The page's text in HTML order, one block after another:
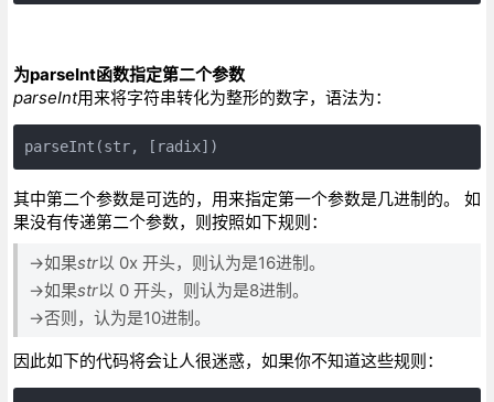
为parseInt函数指定第二个参数
parseInt用来将字符串转化为整形的数字，语法为：
parseInt(str, [radix])
其中第二个参数是可选的，用来指定第一个参数是几进制的。 如
果没有传递第二个参数，则按照如下规则：
->如果str以 0x 开头，则认为是16进制。
->如果str以 0 开头，则认为是8进制。
->否则，认为是10进制。
因此如下的代码将会让人很迷惑，如果你不知道这些规则：